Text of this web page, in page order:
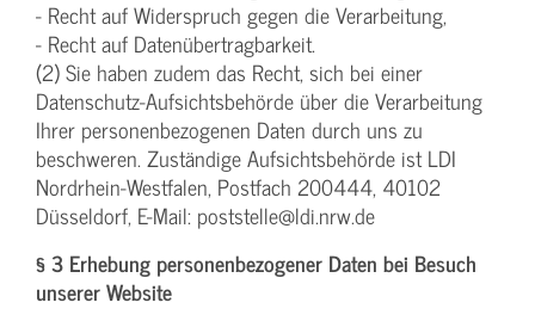
- Recht auf Widerspruch gegen die Verarbeitung,
- Recht auf Datenübertragbarkeit.
(2) Sie haben zudem das Recht, sich bei einer
Datenschutz-Aufsichtsbehörde über die Verarbeitung
Ihrer personenbezogenen Daten durch uns zu
beschweren. Zuständige Aufsichtsbehörde ist LDI
Nordrhein-Westfalen, Postfach 200444, 40102
Düsseldorf, E-Mail: poststelle@ldi.nrw.de
§ 3 Erhebung personenbezogener Daten bei Besuch
unserer Website